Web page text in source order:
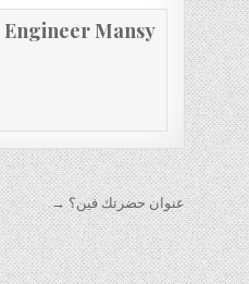
Engineer Mansy
تصفّح
المقالات
عنوان حضرتك فين؟ →